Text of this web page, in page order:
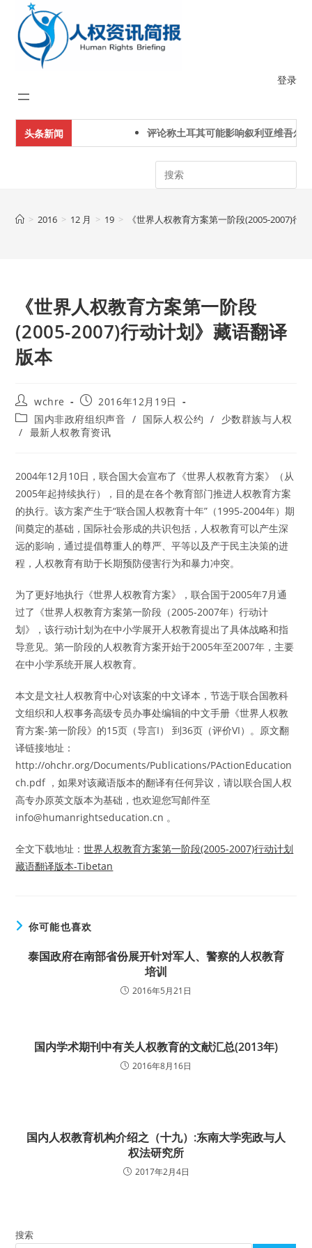
content
登录
头条新闻 评论称土耳其可能影响叙利亚维吾尔
Search
> 2016 > 12 月 > 19 > 《世界人权教育方案第一阶段(2005-2007)行
《世界人权教育方案第一阶段
(2005-2007)行动计划》藏语翻译
版本
Post
author:
wchre
Post
published:
2016年12月19日
Post
category:
国内非政府组织声音 / 国际人权公约 /
少数群族与人权
/ 最新人权教育资讯
2004年12月10日，联合国大会宣布了《世界人权教育方案》（从
2005年起持续执行），目的是在各个教育部门推进人权教育方案
的执行。该方案产生于“联合国人权教育十年”（1995-2004年）期
间奠定的基础，国际社会形成的共识包括，人权教育可以产生深
远的影响，通过提倡尊重人的尊严、平等以及产于民主决策的进
程，人权教育有助于长期预防侵害行为和暴力冲突。
为了更好地执行《世界人权教育方案》，联合国于2005年7月通
过了《世界人权教育方案第一阶段（2005-2007年）行动计
划》，该行动计划为在中小学展开人权教育提出了具体战略和指
导意见。第一阶段的人权教育方案开始于2005年至2007年，主要
在中小学系统开展人权教育。
本文是文社人权教育中心对该案的中文译本，节选于联合国教科
文组织和人权事务高级专员办事处编辑的中文手册《世界人权教
育方案-第一阶段》的15页（导言I） 到36页（评价VI）。原文翻
译链接地址：
http://ohchr.org/Documents/Publications/PActionEducation
ch.pdf ，如果对该藏语版本的翻译有任何异议，请以联合国人权
高专办原英文版本为基础，也欢迎您写邮件至
info@humanrightseducation.cn 。
全文下载地址：世界人权教育方案第一阶段(2005-2007)行动计划
藏语翻译版本-Tibetan
你可能也喜欢
泰国政府在南部省份展开针对军人、警察的人权教育
培训
2016年5月21日
国内学术期刊中有关人权教育的文献汇总(2013年)
2016年8月16日
国内人权教育机构介绍之（十九）:东南大学宪政与人
权法研究所
2017年2月4日
搜索